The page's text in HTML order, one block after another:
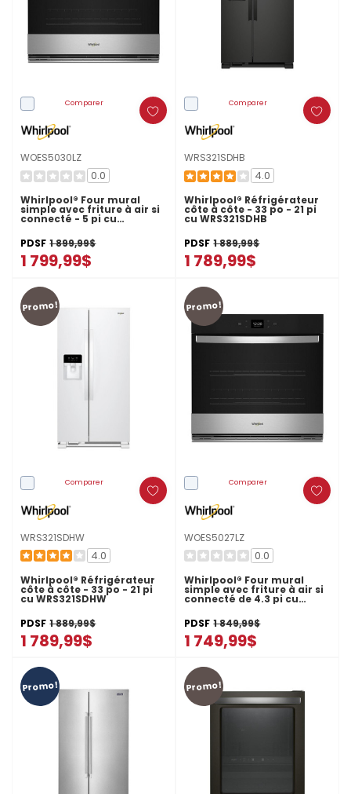
Comparer
WOES5030LZ
0.0
Whirlpool® Four mural
simple avec friture à air si
connecté - 5 pi cu
PDSF 1 899,99$
1 799,99$
Comparer
WRS321SDHB
4.0
Whirlpool® Réfrigérateur
côte à côte - 33 po - 21 pi
cu WRS321SDHB
PDSF 1 889,99$
1 789,99$
Promo!
Comparer
WRS321SDHW
4.0
Whirlpool® Réfrigérateur
côte à côte - 33 po - 21 pi
cu WRS321SDHW
PDSF 1 889,99$
1 789,99$
Promo!
Comparer
WOES5027LZ
0.0
Whirlpool® Four mural
simple avec friture à air si
connecté de 4.3 pi cu
PDSF 1 849,99$
1 749,99$
Promo! Promo!